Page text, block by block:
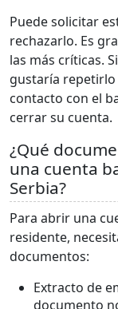
Puede solicitar
rechazarlo. Es
las más críticas.
gustaría repetirlo
contacto con el
cerrar su cuenta.
¿Qué
una cuenta
Serbia?
Para abrir una
residente,
documentos:
Extracto de
documento